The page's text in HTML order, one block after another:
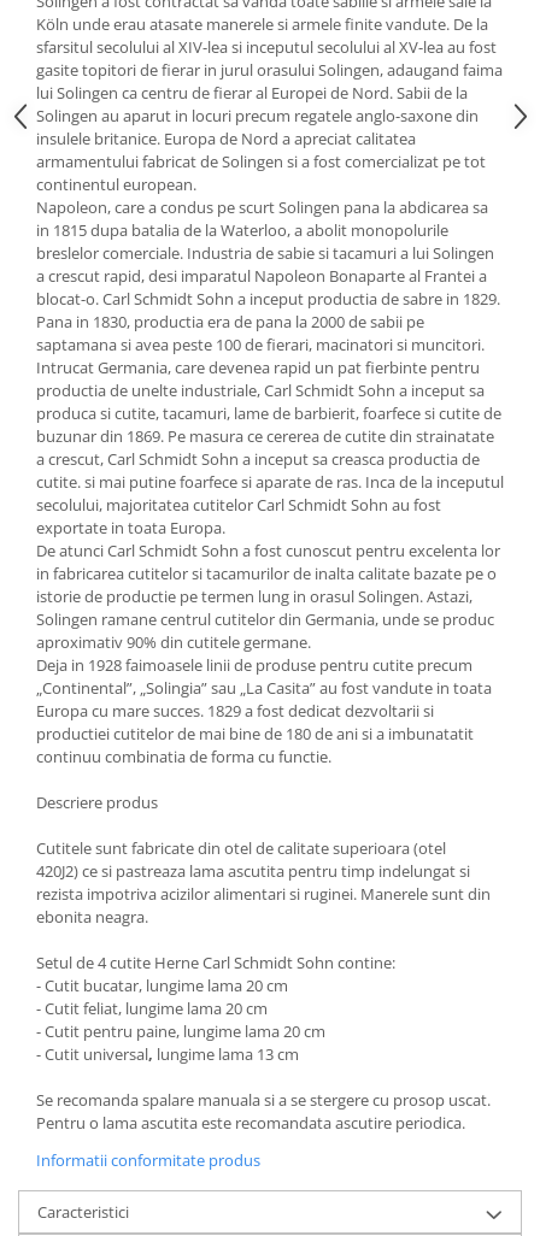
Oale si cratite
Tavi copt
Tigai
Vesela si tacamuri
Boluri
Farfurii
Scurgatoare vase
Seturi de tacamuri
Suporturi pentru tacamuri
Cani
Cesti
Pahare
Scrumiere
Seturi vesela
Suporturi farfurii
Suporturi pahare, cesti, cani
Untiere
Ustensile cofetarie si patiserie
Ramekin
Tavi si forme prajituri
Aparate prajituri
Facalete
Forme briose
Lumanari tort
Ornare, insiropare si decorare
prajituri
Portionatoare si feliatoare
Posuri si duiuri
Raclete patiserie
Tavi detasabile
Tavi si forme fursecuri
Ustensile antiaderente
Ustensile de masura
Köln unde erau atasate manerele si armele finite vandute. De la
sfarsitul secolului al XIV-lea si inceputul secolului al XV-lea au fost
gasite topitori de fierar in jurul orasului Solingen, adaugand faima
lui Solingen ca centru de fierar al Europei de Nord. Sabii de la
Solingen au aparut in locuri precum regatele anglo-saxone din
insulele britanice. Europa de Nord a apreciat calitatea
armamentului fabricat de Solingen si a fost comercializat pe tot
continentul european.
Napoleon, care a condus pe scurt Solingen pana la abdicarea sa
in 1815 dupa batalia de la Waterloo, a abolit monopolurile
breslelor comerciale. Industria de sabie si tacamuri a lui Solingen
a crescut rapid, desi imparatul Napoleon Bonaparte al Frantei a
blocat-o. Carl Schmidt Sohn a inceput productia de sabre in 1829.
Pana in 1830, productia era de pana la 2000 de sabii pe
saptamana si avea peste 100 de fierari, macinatori si muncitori.
Intrucat Germania, care devenea rapid un pat fierbinte pentru
productia de unelte industriale, Carl Schmidt Sohn a inceput sa
produca si cutite, tacamuri, lame de barbierit, foarfece si cutite de
buzunar din 1869. Pe masura ce cererea de cutite din strainatate
a crescut, Carl Schmidt Sohn a inceput sa creasca productia de
cutite. si mai putine foarfece si aparate de ras. Inca de la inceputul
secolului, majoritatea cutitelor Carl Schmidt Sohn au fost
exportate in toata Europa.
De atunci Carl Schmidt Sohn a fost cunoscut pentru excelenta lor
in fabricarea cutitelor si tacamurilor de inalta calitate bazate pe o
istorie de productie pe termen lung in orasul Solingen. Astazi,
Solingen ramane centrul cutitelor din Germania, unde se produc
aproximativ 90% din cutitele germane.
Deja in 1928 faimoasele linii de produse pentru cutite precum
„Continental”, „Solingia” sau „La Casita” au fost vandute in toata
Europa cu mare succes. 1829 a fost dedicat dezvoltarii si
productiei cutitelor de mai bine de 180 de ani si a imbunatatit
continuu combinatia de forma cu functie.
Descriere produs
Cutitele sunt fabricate din otel de calitate superioara (otel
420J2) ce si pastreaza lama ascutita pentru timp indelungat si
rezista impotriva acizilor alimentari si ruginei. Manerele sunt din
ebonita neagra.
Setul de 4 cutite Herne Carl Schmidt Sohn contine:
- Cutit bucatar, lungime lama 20 cm
- Cutit feliat, lungime lama 20 cm
- Cutit pentru paine, lungime lama 20 cm
- Cutit universal, lungime lama 13 cm
Se recomanda spalare manuala si a se stergere cu prosop uscat.
Pentru o lama ascutita este recomandata ascutire periodica.
Informatii conformitate produs
Caracteristici